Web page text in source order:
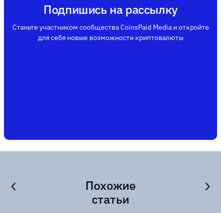
Подпишись на рассылку
Станьте участником сообщества CoinsPaid Media и откройте
для себя новые возможности криптовалюты
Похожие
статьи